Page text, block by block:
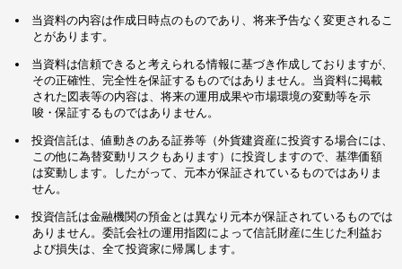
当資料の内容は作成日時点のものであり、将来予告なく変更されるこ
とがあります。
当資料は信頼できると考えられる情報に基づき作成しておりますが、
その正確性、完全性を保証するものではありません。当資料に掲載
された図表等の内容は、将来の運用成果や市場環境の変動等を示
唆・保証するものではありません。
投資信託は、値動きのある証券等（外貨建資産に投資する場合には、
この他に為替変動リスクもあります）に投資しますので、基準価額
は変動します。したがって、元本が保証されているものではありま
せん。
投資信託は金融機関の預金とは異なり元本が保証されているものでは
ありません。委託会社の運用指図によって信託財産に生じた利益お
よび損失は、全て投資家に帰属します。